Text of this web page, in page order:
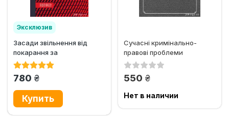
Эксклюзив
Засади звільнення від
покарання за
кримінальним правом
780 грн.
Сучасні кримінально-
правові проблеми
звільнення від покарання
550 грн.
Нет в наличии